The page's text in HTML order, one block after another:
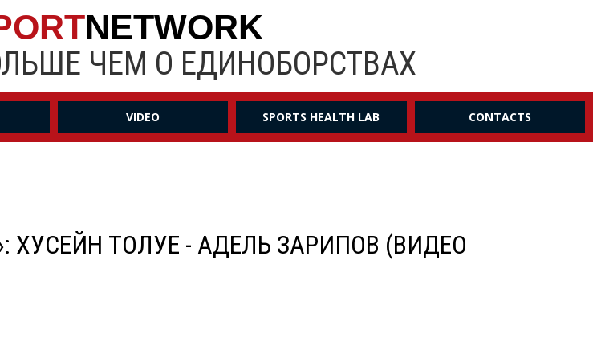
NETWORK
ЧЕМ О ЕДИНОБОРСТВАХ
VIDEO SPORTS HEALTH LAB CONTACTS
ХУСЕЙН ТОЛУЕ - АДЕЛЬ ЗАРИПОВ (ВИДЕО